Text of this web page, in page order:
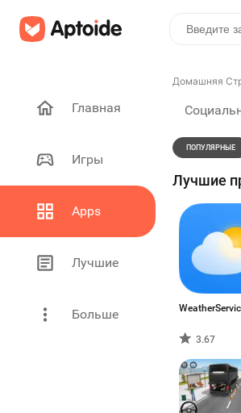
Главная
Игры
Apps
Лучшие
Больше
Домашняя
ПОПУЛЯРНЫЕ
Лучшие
3.67